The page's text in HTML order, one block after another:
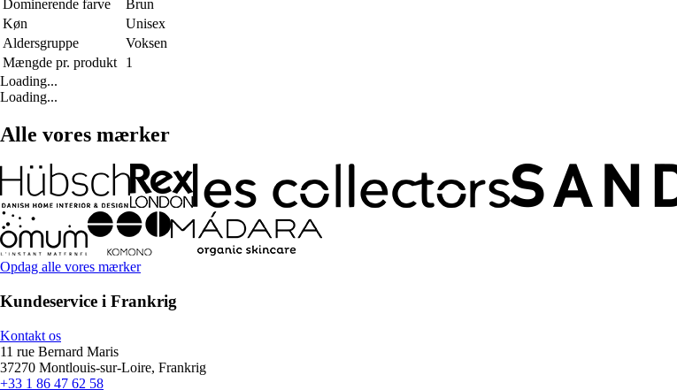
Dominerende farve
Brun
Køn
Unisex
Aldersgruppe
Voksen
Mængde pr. produkt
1
Loading...
Loading...
Alle vores mærker
Opdag alle vores mærker
Kundeservice i Frankrig
Kontakt os
11 rue Bernard Maris
37270 Montlouis-sur-Loire, Frankrig
+33 1 86 47 62 58